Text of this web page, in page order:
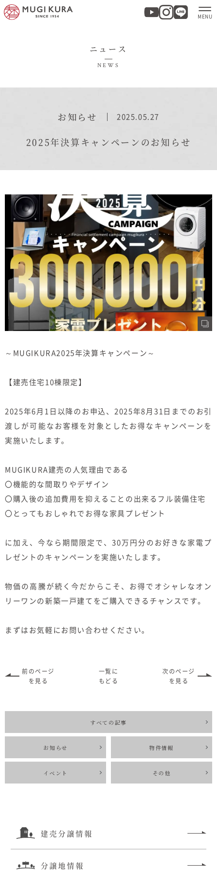
商品紹介
実例集・お客様の声
家づくりについて
むぎくらについて
ニュース ブログ
イベント
オーナー様Q&A
資料請求
お問い合わ
せ
1806
ニュース
NEWS
お知らせ 2025.05.27
2025年決算キャンペーンのお知らせ
～MUGIKURA2025年決算キャンペーン～
【建売住宅10棟限定】
2025年6月1日以降のお申込、2025年8月31日までのお引
渡しが可能なお客様を対象としたお得なキャンペーンを
実施いたします。
MUGIKURA建売の人気理由である
〇機能的な間取りやデザイン
〇購入後の追加費用を抑えることの出来るフル装備住宅
〇とってもおしゃれでお得な家具プレゼント
に加え、今なら期間限定で、30万円分のお好きな家電プ
レゼントのキャンペーンを実施いたします。
物価の高騰が続く今だからこそ、お得でオシャレなオン
リーワンの新築一戸建てをご購入できるチャンスです。
まずはお気軽にお問い合わせください。
前のページ
を見る
一覧に
もどる
次のページ
を見る
すべての記事
お知らせ 物件情報
イベント その他
建売分譲情報
分譲地情報